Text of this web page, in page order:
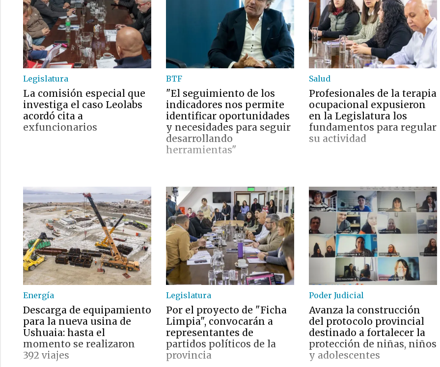
Legislatura
La comisión especial que
investiga el caso Leolabs
acordó cita a
exfuncionarios
BTF
"El seguimiento de los
indicadores nos permite
identificar oportunidades
y necesidades para seguir
desarrollando
herramientas"
Salud
Profesionales de la terapia
ocupacional expusieron
en la Legislatura los
fundamentos para regular
su actividad
Energía
Descarga de equipamiento
para la nueva usina de
Ushuaia: hasta el
momento se realizaron
392 viajes
Legislatura
Por el proyecto de "Ficha
Limpia", convocarán a
representantes de
partidos políticos de la
provincia
Poder Judicial
Avanza la construcción
del protocolo provincial
destinado a fortalecer la
protección de niñas, niños
y adolescentes